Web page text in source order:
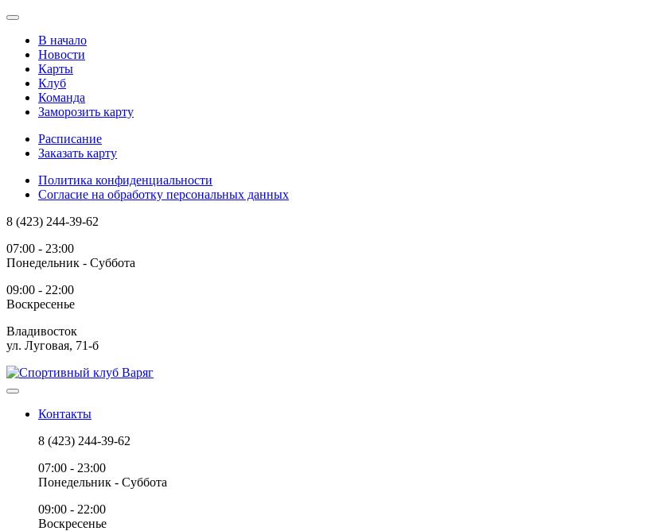
В начало
Новости
Карты
Клуб
Команда
Заморозить карту
Расписание
Заказать карту
Политика конфиденциальности
Согласие на обработку персональных данных
8 (423) 244-39-62
07:00 - 23:00
Понедельник - Суббота
09:00 - 22:00
Воскресенье
Владивосток
ул. Луговая, 71-б
Контакты
8 (423) 244-39-62
07:00 - 23:00
Понедельник - Суббота
09:00 - 22:00
Воскресенье